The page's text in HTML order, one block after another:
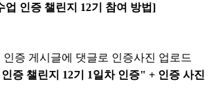
업 인증 챌린지 12기 참여 방법]
인증 게시글에 댓글로 인증사진 업로드
증 챌린지 12기 1일차 인증" + 인증 사진